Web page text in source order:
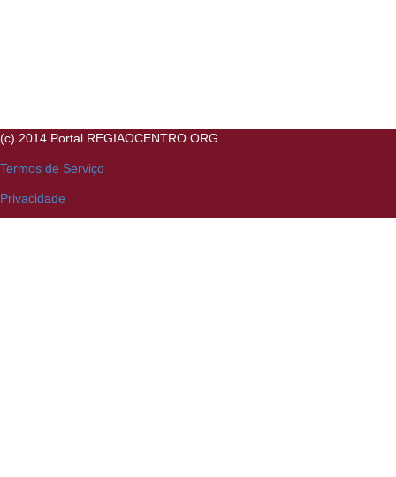
(c) 2014 Portal REGIAOCENTRO.ORG
Termos de Serviço
Privacidade